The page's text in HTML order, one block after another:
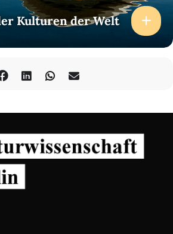
Kulturen der Welt